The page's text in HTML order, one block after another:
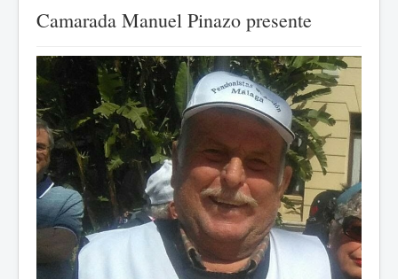
Camarada Manuel Pinazo presente